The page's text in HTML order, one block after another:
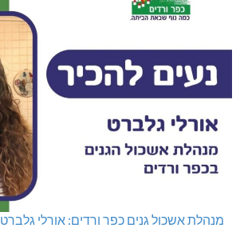
מנהלת אשכול גנים כפר ורדים: אורלי גלברט